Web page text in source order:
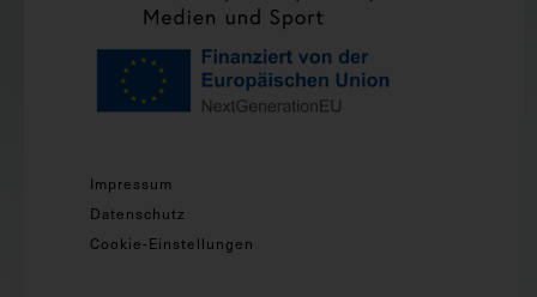
Impressum
Datenschutz
Cookie-Einstellungen